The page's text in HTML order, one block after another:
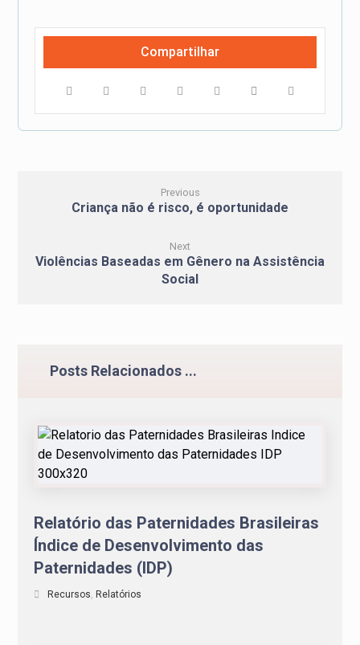
Previous
Criança não é risco, é oportunidade
Next
Violências Baseadas em Gênero na Assistência
Social
Posts Relacionados ...
Relatório das Paternidades Brasileiras
Índice de Desenvolvimento das
Paternidades (IDP)
Recursos, Relatórios